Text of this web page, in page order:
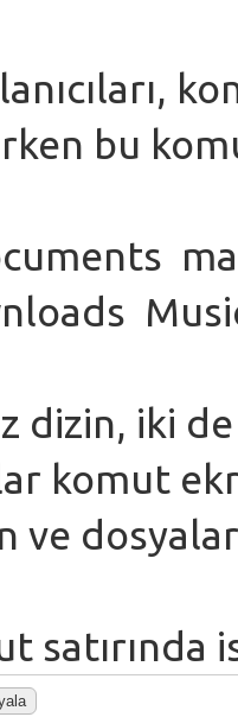
bu
dizin, iki
komut
ve
satırında